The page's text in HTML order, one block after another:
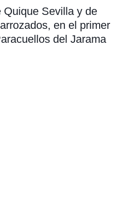
Sevilla y de
en el primer
del Jarama